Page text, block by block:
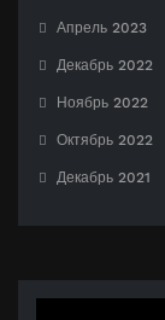
Апрель 2023
Декабрь 2022
Ноябрь 2022
Октябрь 2022
Декабрь 2021